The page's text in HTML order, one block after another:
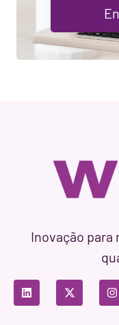
Inovação para